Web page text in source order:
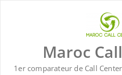
Maroc
1er comparateur de Call